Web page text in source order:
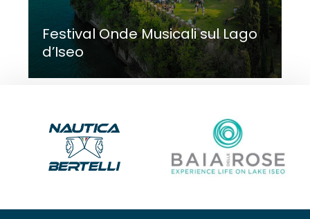
Festival Onde Musicali sul Lago
d’Iseo